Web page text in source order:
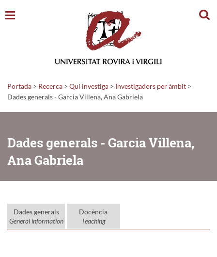
Portada > Recerca > Qui investiga > Investigadors per àmbit >
Dades generals - Garcia Villena, Ana Gabriela
Dades generals - Garcia Villena,
Ana Gabriela
Dades generals
General information
Docència
Teaching